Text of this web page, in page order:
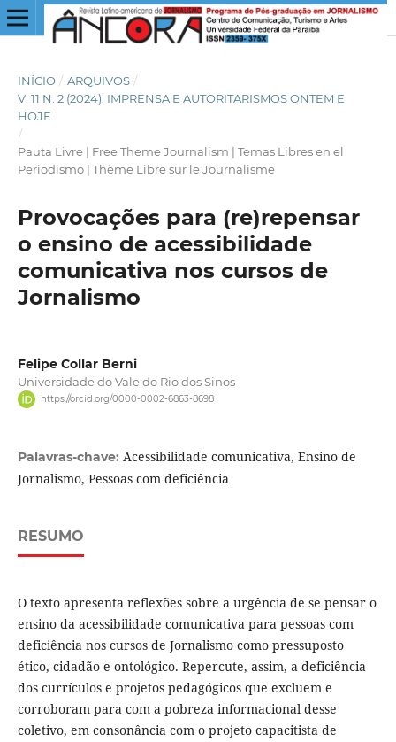
INÍCIO / ARQUIVOS /
V. 11 N. 2 (2024): IMPRENSA E AUTORITARISMOS ONTEM E
HOJE
/
Pauta Livre | Free Theme Journalism | Temas Libres en el
Periodismo | Thème Libre sur le Journalisme
Provocações para (re)repensar
o ensino de acessibilidade
comunicativa nos cursos de
Jornalismo
Felipe Collar Berni
Universidade do Vale do Rio dos Sinos
https://orcid.org/0000-0002-6863-8698
Palavras-chave: Acessibilidade comunicativa, Ensino de
Jornalismo, Pessoas com deficiência
RESUMO
O texto apresenta reflexões sobre a urgência de se pensar o
ensino da acessibilidade comunicativa para pessoas com
deficiência nos cursos de Jornalismo como pressuposto
ético, cidadão e ontológico. Repercute, assim, a deficiência
dos currículos e projetos pedagógicos que excluem e
corroboram para com a pobreza informacional desse
coletivo, em consonância com o projeto capacitista de